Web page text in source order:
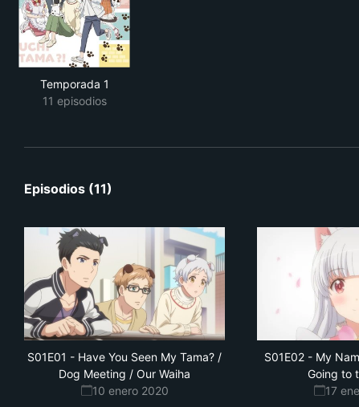
Temporada 1
11 episodios
Episodios (11)
S01E01 - Have You Seen My Tama? /
Dog Meeting / Our Waiha
10 enero 2020
S01E02 - My
Going to
17